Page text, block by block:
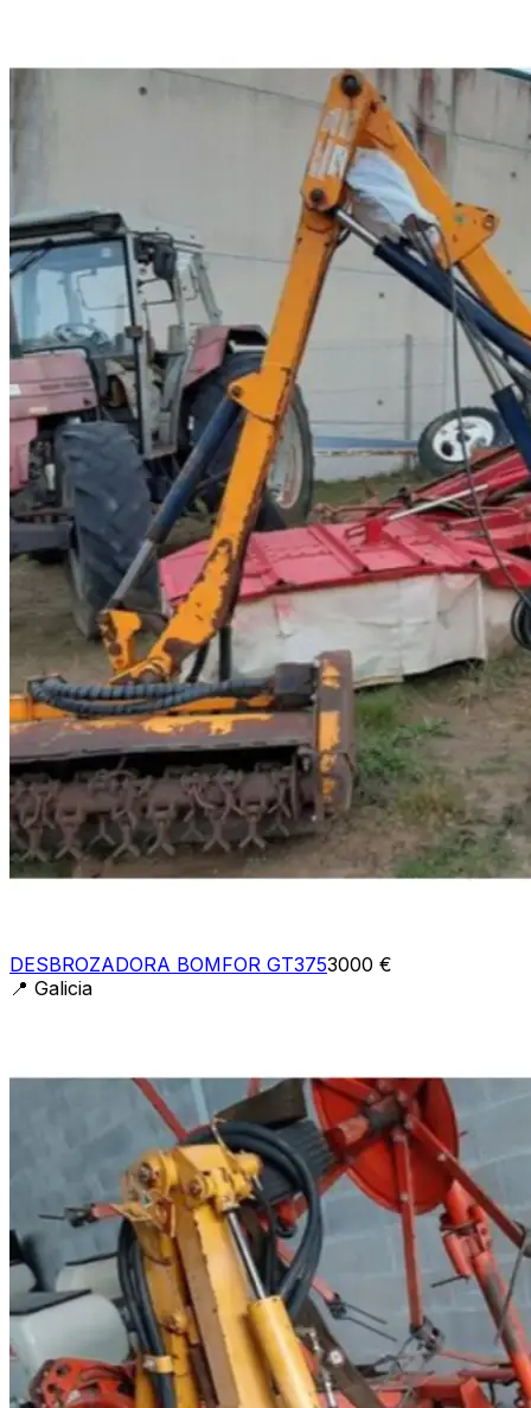
DESBROZADORA BOMFOR GT3753000 €
📍 Galicia